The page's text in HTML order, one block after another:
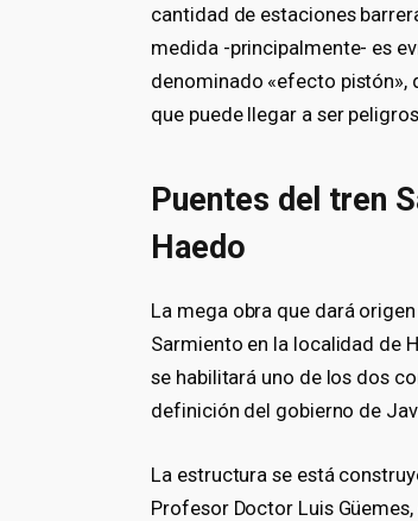
cantidad de estaciones
medida -principalmente- es
denominado «efecto pistón»,
que puede llegar a ser
Puentes del tren
Haedo
La mega obra que dará
Sarmiento en la localidad de
se habilitará uno de los dos
definición del gobierno de
La estructura se está
Profesor Doctor Luis